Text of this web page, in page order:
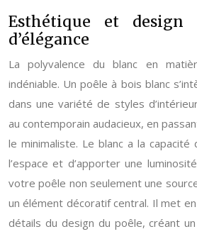
Esthétique et
d’élégance
La polyvalence du blanc en
indéniable. Un poêle à bois blanc
dans une variété de styles
au contemporain audacieux, en
le minimaliste. Le blanc a la capacité
l’espace et d’apporter une
votre poêle non seulement une
un élément décoratif central. Il met
détails du design du poêle, créant